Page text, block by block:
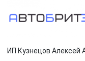
ИП Кузнецов Алексей